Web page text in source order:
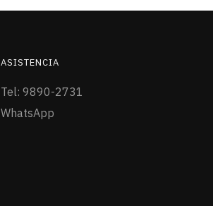
ASISTENCIA
Tel: 9890-2731
WhatsApp